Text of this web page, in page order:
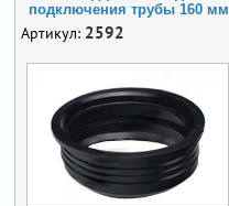
подключения трубы 160 мм
Артикул: 2592